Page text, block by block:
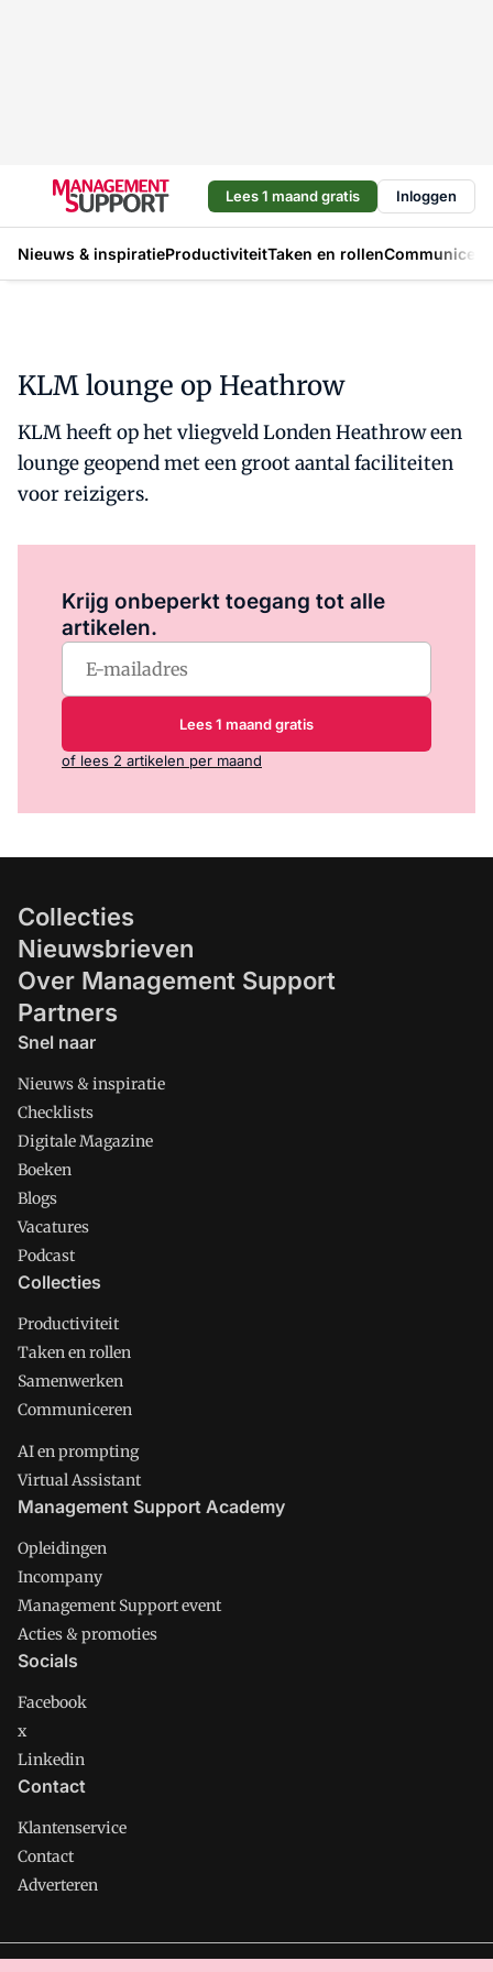
Lees 1 maand gratis Inloggen
Nieuws & inspiratieProductiviteitTaken en rollen
KLM lounge op Heathrow
KLM heeft op het vliegveld Londen Heathrow een
lounge geopend met een groot aantal faciliteiten
voor reizigers.
Krijg onbeperkt toegang tot alle
artikelen.
Lees 1 maand gratis
of lees 2 artikelen per maand
Collecties
Nieuwsbrieven
Over Management Support
Partners
Snel naar
Nieuws & inspiratie
Checklists
Digitale Magazine
Boeken
Blogs
Vacatures
Podcast
Collecties
Productiviteit
Taken en rollen
Samenwerken
Communiceren
AI en prompting
Virtual Assistant
Management Support Academy
Opleidingen
Incompany
Management Support event
Acties & promoties
Socials
Facebook
x
Linkedin
Contact
Klantenservice
Contact
Adverteren